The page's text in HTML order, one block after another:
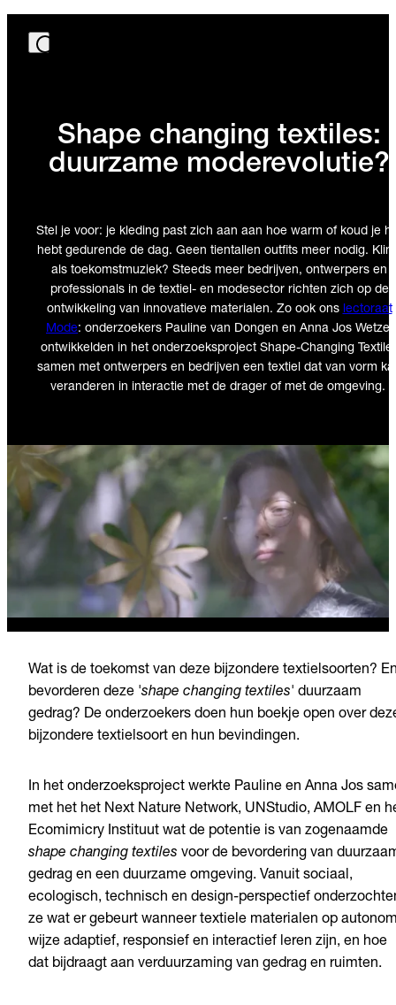
Shape changing textiles:
duurzame moderevolutie?
Stel je voor: je kleding past zich aan aan hoe warm of koud je
hebt gedurende de dag. Geen tientallen outfits meer nodig.
als toekomstmuziek? Steeds meer bedrijven, ontwerpers en
professionals in de textiel- en modesector richten zich op de
ontwikkeling van innovatieve materialen. Zo ook ons lectoraat
Mode: onderzoekers Pauline van Dongen en Anna Jos Wetzel
ontwikkelden in het onderzoeksproject Shape-Changing
samen met ontwerpers en bedrijven een textiel dat van vorm
veranderen in interactie met de drager of met de omgeving.
Wat is de toekomst van deze bijzondere textielsoorten?
bevorderen deze 'shape changing textiles' duurzaam
gedrag? De onderzoekers doen hun boekje open over
bijzondere textielsoort en hun bevindingen.
In het onderzoeksproject werkte Pauline en Anna Jos
met het het Next Nature Network, UNStudio, AMOLF en
Ecomimicry Instituut wat de potentie is van zogenaamde
shape changing textiles voor de bevordering van
gedrag en een duurzame omgeving. Vanuit sociaal,
ecologisch, technisch en design-perspectief
ze wat er gebeurt wanneer textiele materialen op
wijze adaptief, responsief en interactief leren zijn, en hoe
dat bijdraagt aan verduurzaming van gedrag en ruimten.